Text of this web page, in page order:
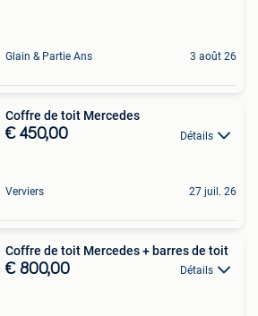
Glain & Partie Ans 3 août 26
Coffre de toit Mercedes
€ 450,00 Détails
Verviers 27 juil. 26
Coffre de toit Mercedes + barres de toit
€ 800,00 Détails